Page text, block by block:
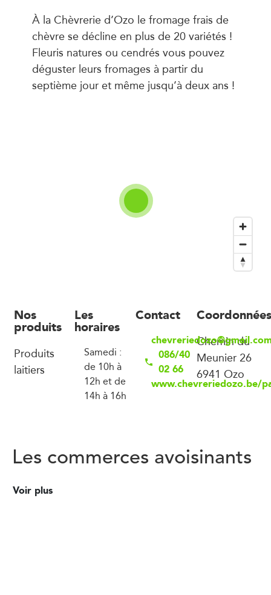
À la Chèvrerie d’Ozo le fromage frais de
chèvre se décline en plus de 20 variétés !
Fleuris natures ou cendrés vous pouvez
déguster leurs fromages à partir du
septième jour et même jusqu’à deux ans !
Nos
produits
Produits
laitiers
Les
horaires
Samedi :
de 10h à
12h et de
14h à 16h
Contact
086/40
02 66
www.chevreriedozo.be/
Coordonnées
Chemin du
Meunier 26
6941 Ozo
Les commerces avoisinants
Voir plus